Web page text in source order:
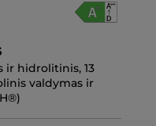
ir hidrolitinis, 13
valdymas ir